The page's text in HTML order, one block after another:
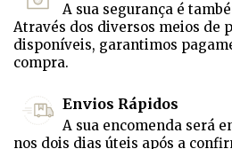
A sua segurança é
Através dos diversos meios de
disponíveis, garantimos
compra.
Envios Rápidos
A sua encomenda será
nos dois dias úteis após a